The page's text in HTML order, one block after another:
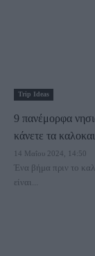
Trip Ideas
9 πανέμορφα
κάνετε τα
14 Μαΐου 2024, 14:50
Ένα βήμα πριν το
είναι...